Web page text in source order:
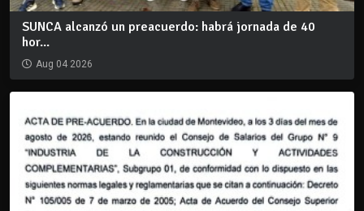
SUNCA alcanzó un preacuerdo: habrá jornada de 40
hor...
Aug 04 2026